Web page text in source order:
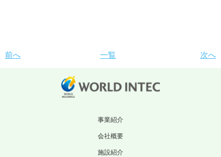
前へ 一覧 次へ
事業紹介
会社概要
施設紹介